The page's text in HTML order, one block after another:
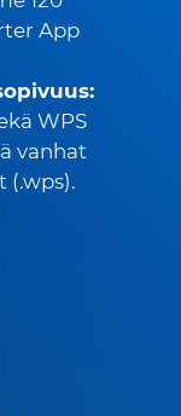
App
WPS
vanhat
(.wps).